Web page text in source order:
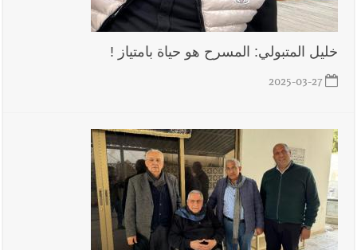
خليل المتبولي: المسرح هو حياة بامتياز !
2025-03-27